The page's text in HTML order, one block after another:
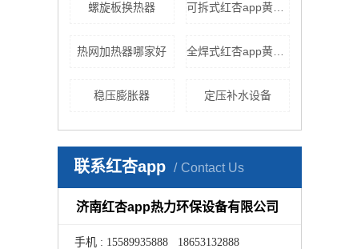
螺旋板换热器 可拆式红杏app黄色下载
热网加热器哪家好 全焊式红杏app黄色下载
稳压膨胀器 定压补水设备
联系红杏app Contact Us
济南红杏app热力环保设备有限公司
手机 : 15589935888 18653132888